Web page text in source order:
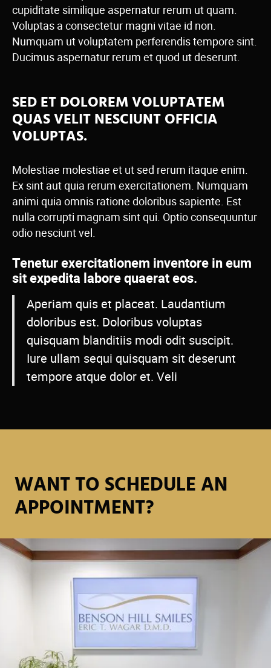
cupiditate similique aspernatur rerum ut quam.
Voluptas a consectetur magni vitae id non.
Numquam ut voluptatem perferendis tempore sint.
Ducimus aspernatur rerum et quod ut deserunt.
SED ET DOLOREM VOLUPTATEM
QUAS VELIT NESCIUNT OFFICIA
VOLUPTAS.
Molestiae molestiae et ut sed rerum itaque enim.
Ex sint aut quia rerum exercitationem. Numquam
animi quia omnis ratione doloribus sapiente. Est
nulla corrupti magnam sint qui. Optio consequuntur
odio nesciunt vel.
Tenetur exercitationem inventore in eum
sit expedita labore quaerat eos.
Aperiam quis et placeat. Laudantium
doloribus est. Doloribus voluptas
quisquam blanditiis modi odit suscipit.
Iure ullam sequi quisquam sit deserunt
tempore atque dolor et. Veli
WANT TO SCHEDULE AN
APPOINTMENT?